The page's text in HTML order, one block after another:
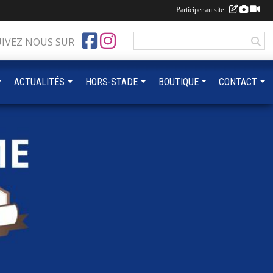
NOUS SUR
ACTUALITÉS HORS-STADE BOUTIQUE CONTACT
Participer au site :